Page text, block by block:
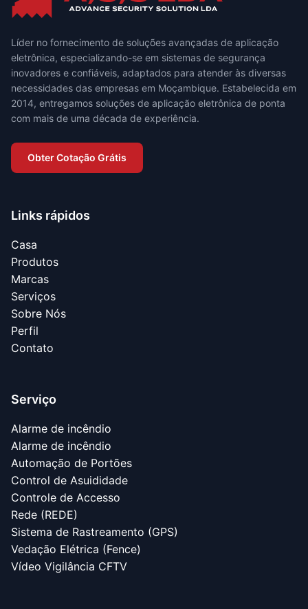
Líder no fornecimento de soluções avançadas de aplicação
eletrônica, especializando-se em sistemas de segurança
inovadores e confiáveis, adaptados para atender às diversas
necessidades das empresas em Moçambique. Estabelecida em
2014, entregamos soluções de aplicação eletrônica de ponta
com mais de uma década de experiência.
Obter Cotação Grátis
Links rápidos
Casa
Produtos
Marcas
Serviços
Sobre Nós
Perfil
Contato
Serviço
Alarme de incêndio
Alarme de incêndio
Automação de Portões
Control de Asuididade
Controle de Accesso
Rede (REDE)
Sistema de Rastreamento (GPS)
Vedação Elétrica (Fence)
Vídeo Vigilância CFTV